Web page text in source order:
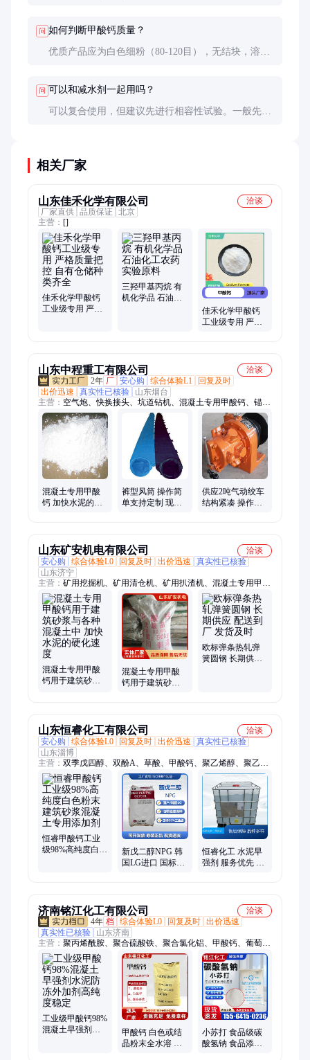
问 如何判断甲酸钙质量？
优质产品应为白色细粉（80-120目），无结块，溶于
问 可以和减水剂一起用吗？
可以复合使用，但建议先进行相容性试验。一般先加
相关厂家
山东佳禾化学有限公司
洽谈
厂家直供 品质保证 北京
主营： []
佳禾化学甲酸钙
工业级专用 严格
三羟甲基丙烷 有
机化学品 石油化
佳禾化学甲酸钙
工业级专用 严格
山东中程重工有限公司
洽谈
2年 厂 安心购 综合体验L1
回复及时
出价迅速
真实性已核验
山东烟台
主营： 空气炮、快换接头、坑道钻机、混凝土专用甲酸钙、锚杆
钻机、皮带输送机、刮板输送机、气动单轨吊、氧气呼吸器、建
筑用喷浆机、蓄电池电机车
混凝土专用甲酸
钙 加快水泥的硬
裤型风筒 操作简
单支持定制 现货
供应2吨气动绞车
结构紧凑 操作简
山东矿安机电有限公司
洽谈
安心购
综合体验L0 回复及时 出价迅速
真实性已核验
山东济宁
主营： 矿用挖掘机、矿用清仓机、矿用扒渣机、混凝土专用甲酸
钙、给煤机、无压风门、防水密闭门、气动隔膜泵、滚轮罐耳、
皮带综保、矿用锂离子蓄电池电源、矿用翻车机、小型挖掘机、
洒水降尘装置、司控道岔装置、空气炮、气动阻车器、气动卧
闸、断带抓捕器、矿用防爆摄像仪、跑车防护装置、压风供水自
救装置、防水剂、履带运输车、巷道修复机、矿用挖掘式装载机
混凝土专用甲酸
钙用于建筑砂浆
混凝土专用甲酸
钙用于建筑砂浆
欧标弹条热轧弹
簧圆钢 长期供应
山东恒睿化工有限公司
洽谈
安心购
综合体验L0 回复及时 出价迅速
真实性已核验
山东淄博
主营： 双季戊四醇、双酚A、草酸、甲酸钙、聚乙烯醇、聚乙烯
醇缩丁醛、甲酸钠、硫氢化钠、硫化钠、氯乙酸钠、甲酸、氯乙
酸、丙酸、冰醋酸、苯酚
恒睿甲酸钙工业
级98%高纯度白色
新戊二醇NPG 韩
国LG进口 国标工
恒睿化工 水泥早
强剂 服务优先 农
济南铭江化工有限公司
洽谈
4年 档 综合体验L0 回复及时 出价迅速
真实性已核验
山东济南
主营： 聚丙烯酰胺、聚合硫酸铁、聚合氯化铝、甲酸钙、葡萄
糖、羧甲基纤维素、草酸、三氯异氰尿酸、卡松、edta四钠、磷
酸三钠、消泡剂、硬脂酸锌、醋酸钠、edta二钠、工业白糖、尿
素
工业级甲酸钙98%
混凝土早强剂水
甲酸钙 白色或结
晶粉末全水溶 可
小苏打 食品级碳
酸氢钠 食品添加